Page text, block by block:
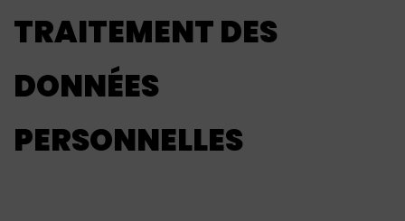
TRAITEMENT DES
DONNÉES
PERSONNELLES